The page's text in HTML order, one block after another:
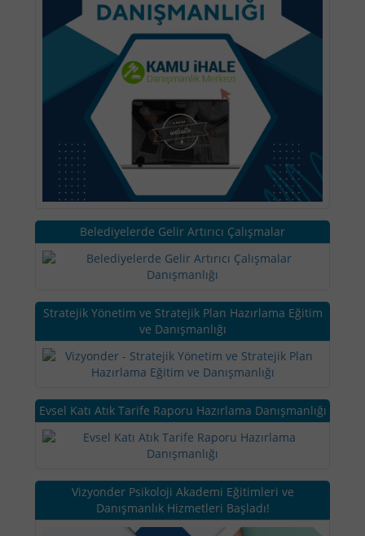
Belediyelerde Gelir Artırıcı Çalışmalar
Stratejik Yönetim ve Stratejik Plan Hazırlama Eğitim
ve Danışmanlığı
Evsel Katı Atık Tarife Raporu Hazırlama Danışmanlığı
Vizyonder Psikoloji Akademi Eğitimleri ve
Danışmanlık Hizmetleri Başladı!